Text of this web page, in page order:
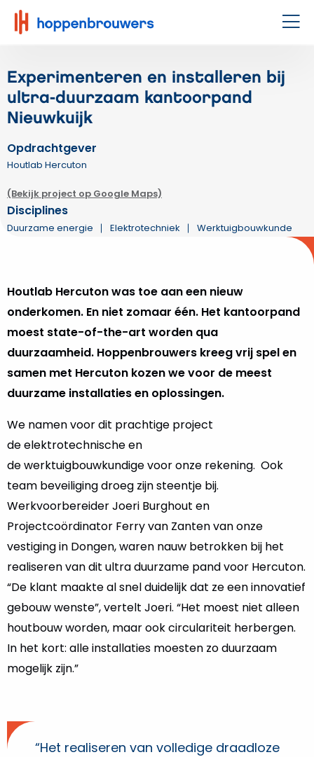
Hoppenbrouwers
|
techniek
leeft
Experimenteren en installeren bij
ultra-duurzaam kantoorpand
Nieuwkuijk
Opdrachtgever
Houtlab Hercuton
(Bekijk project op Google Maps)
Disciplines
Duurzame energie Elektrotechniek Werktuigbouwkunde
Houtlab Hercuton was toe aan een nieuw
onderkomen. En niet zomaar één. Het kantoorpand
moest state-of-the-art worden qua
duurzaamheid. Hoppenbrouwers kreeg vrij spel en
samen met Hercuton kozen we voor de meest
duurzame installaties en oplossingen.
We namen voor dit prachtige project
de elektrotechnische en
de werktuigbouwkundige voor onze rekening. Ook
team beveiliging droeg zijn steentje bij.
Werkvoorbereider Joeri Burghout en
Projectcoördinator Ferry van Zanten van onze
vestiging in Dongen, waren nauw betrokken bij het
realiseren van dit ultra duurzame pand voor Hercuton.
“De klant maakte al snel duidelijk dat ze een innovatief
gebouw wenste”, vertelt Joeri. “Het moest niet alleen
houtbouw worden, maar ook circulariteit herbergen.
In het kort: alle installaties moesten zo duurzaam
mogelijk zijn.”
“Het realiseren van volledige draadloze